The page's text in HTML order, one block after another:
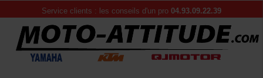
Service clients : les conseils d'un pro 04.93.09.22.39